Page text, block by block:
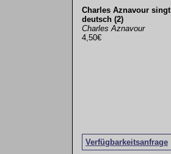
Charles Aznavour singt
deutsch (2)
Charles Aznavour
4,50€
Verfügbarkeitsanfrage